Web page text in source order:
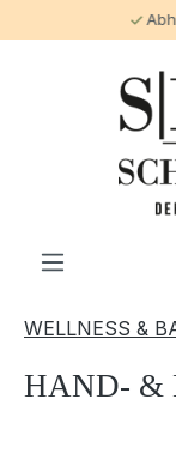
WELLNESS &
HAND- &